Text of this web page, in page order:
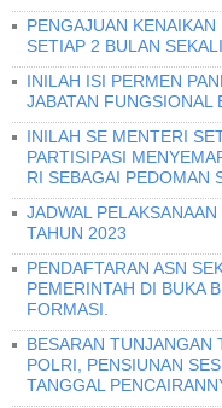
PENGAJUAN
SETIAP 2 BULAN
INILAH ISI PERMEN
JABATAN
INILAH SE MENTERI
PARTISIPASI
RI SEBAGAI PEDOMAN
JADWAL
TAHUN 2023
PENDAFTARAN ASN
PEMERINTAH DI BUKA
FORMASI.
BESARAN TUNJANGAN
POLRI, PENSIUNAN
TANGGAL